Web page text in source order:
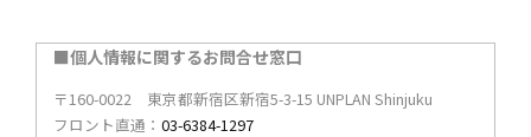
■個人情報に関するお問合せ窓口
〒160-0022 東京都新宿区新宿5-3-15 UNPLAN Shinjuku
フロント直通： 03-6384-1297